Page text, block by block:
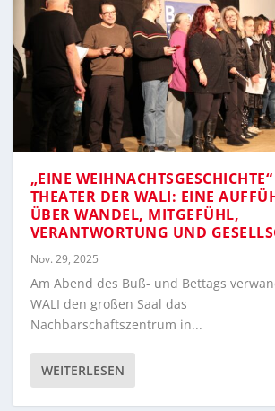
„EINE
THEATER DER WALI: EINE
ÜBER WANDEL, MITGEFÜHL,
VERANTWORTUNG UND
Nov. 29, 2025
Am Abend des Buß- und Bettags
WALI den großen Saal das
Nachbarschaftszentrum in...
WEITERLESEN